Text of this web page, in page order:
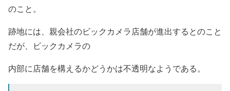
のこと。
跡地には、親会社のビックカメラ店舗が進出するとのこと
だが、ビックカメラの
内部に店舗を構えるかどうかは不透明なようである。